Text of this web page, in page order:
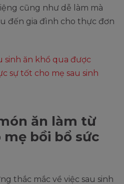
cũng như dễ làm mà
đến gia đình cho thực đơn
sinh ăn khổ qua được
sự tốt cho mẹ sau sinh
ăn làm từ
bồi bổ sức
thắc mắc về việc sau sinh